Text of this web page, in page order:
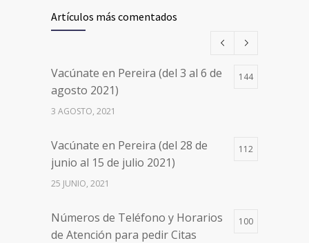
de agosto 2021) mayores de 20
años
Números de Teléfono y Horarios
de Atención para pedir Citas
Médicas en los 5 departamentos
Clínica Cancerológica de Boyacá,
Oncólogos del Occidente y Unión
de Cirujanos
Artículos más comentados
Vacúnate en Pereira (del 3 al 6 de
agosto 2021)
144
3 AGOSTO, 2021
Vacúnate en Pereira (del 28 de
junio al 15 de julio 2021)
112
25 JUNIO, 2021
Números de Teléfono y Horarios
de Atención para pedir Citas
100